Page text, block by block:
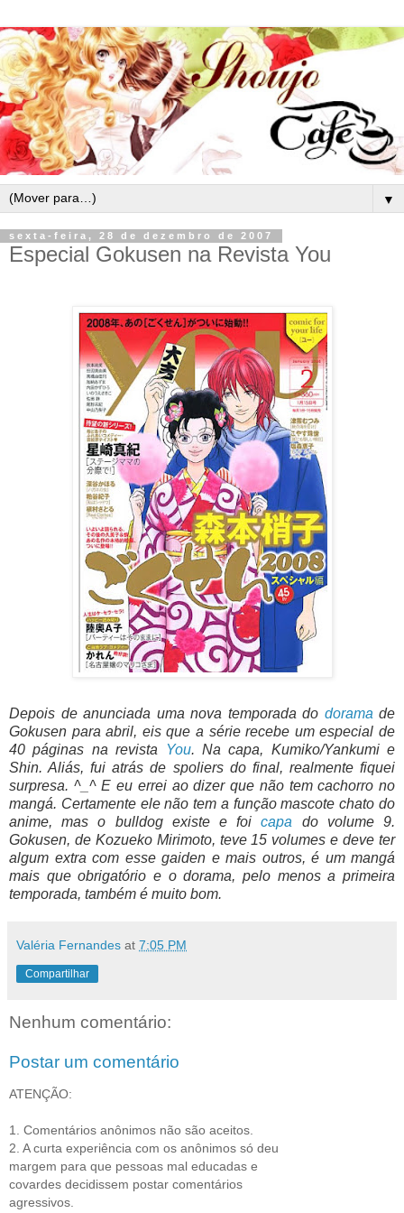
▼
sexta-feira, 28 de dezembro de 2007
Especial Gokusen na Revista You
Depois de anunciada uma nova temporada do dorama de
Gokusen para abril, eis que a série recebe um especial de
40 páginas na revista You. Na capa, Kumiko/Yankumi e
Shin. Aliás, fui atrás de spoliers do final, realmente fiquei
surpresa. ^_^ E eu errei ao dizer que não tem cachorro no
mangá. Certamente ele não tem a função mascote chato do
anime, mas o bulldog existe e foicapa do volume 9.
Gokusen, de Kozueko Mirimoto, teve 15 volumes e deve ter
algum extra com esse gaiden e mais outros, é um mangá
mais que obrigatório e o dorama, pelo menos a primeira
temporada, também é muito bom.
Valéria Fernandes at 7:05 PM
Compartilhar
Nenhum comentário:
Postar um comentário
ATENÇÃO:
1. Comentários anônimos não são aceitos.
2. A curta experiência com os anônimos só deu
margem para que pessoas mal educadas e
covardes decidissem postar comentários
agressivos.